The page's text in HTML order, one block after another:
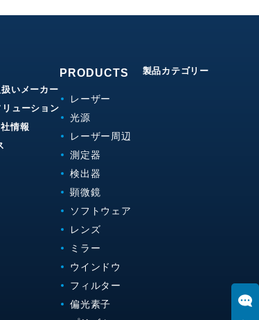
いメーカー
リューション
情報
PRODUCTS 製品カテゴリー
レーザー
光源
レーザー周辺
測定器
検出器
顕微鏡
ソフトウェア
レンズ
ミラー
ウインドウ
フィルター
偏光素子